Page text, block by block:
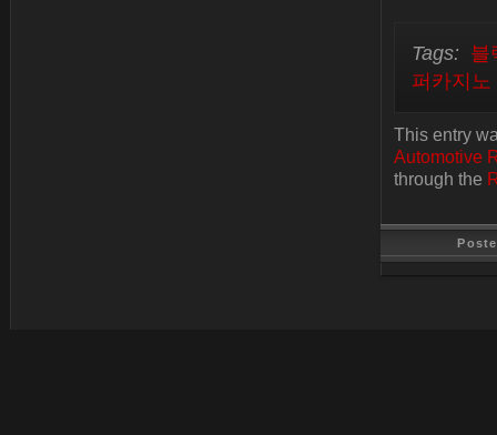
Tags: 블
퍼카지
This entry
Automotive
through the